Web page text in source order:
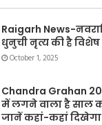
Raigarh News-
धुनुची नृत्य की है विशेष
October 1, 2025
Chandra Grahan
में लगने वाला है साल
जानें कहां-कहां